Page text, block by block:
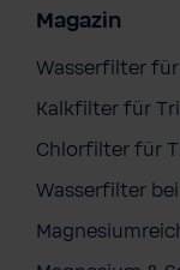
Magazin
Wasserfilter
Kalkfilter für
Chlorfilter für
Wasserfilter